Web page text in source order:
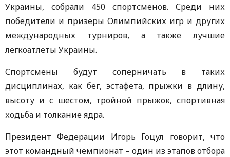
Украины, собрали 450 спортсменов. Среди них
победители и призеры Олимпийских игр и других
международных турниров, а также лучшие
легкоатлеты Украины.
Спортсмены будут соперничать в таких
дисциплинах, как бег, эстафета, прыжки в длину,
высоту и с шестом, тройной прыжок, спортивная
ходьба и толкание ядра.
Президент Федерации Игорь Гоцул говорит, что
этот командный чемпионат – один из этапов отбора